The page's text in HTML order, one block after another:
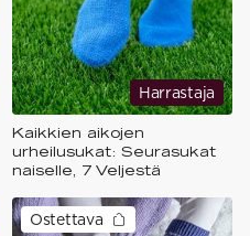
Harrastaja
Kaikkien aikojen
urheilusukat: Seurasukat
naiselle, 7 Veljestä
Ostettava